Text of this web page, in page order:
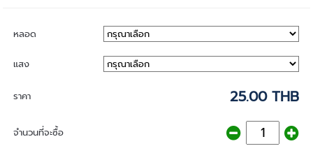
หลอด
แสง
ราคา 25.00 THB
จำนวนที่จะซื้อ